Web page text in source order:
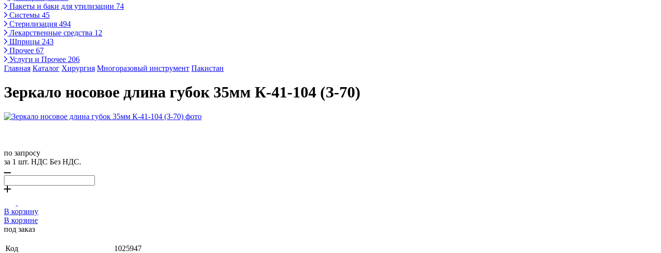
Пакеты и баки для утилизации 74
Системы 45
Стерилизация 494
Лекарственные средства 12
Шприцы 243
Прочее 67
Услуги и Прочее 206
Главная Каталог Хирургия Многоразовый инструмент Пакистан
Зеркало носовое длина губок 35мм К-41-104 (З-70)
по запросу
за 1 шт. НДС Без НДС.
В корзину
В корзине
под заказ
Код
1025947